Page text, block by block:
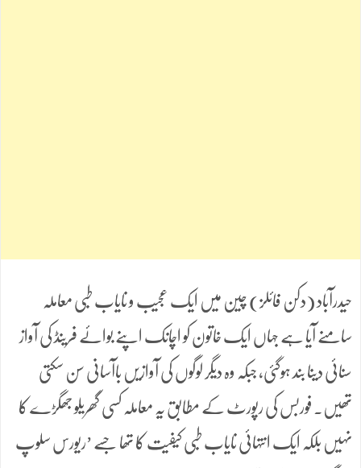
حیدرآباد (دکن فائلز) چین میں ایک عجیب و نایاب طبی معاملہ
سامنے آیا ہے جہاں ایک خاتون کو اچانک اپنے بوائے فرینڈ کی آواز
سنائی دینا بند ہوگئی، جبکہ وہ دیگر لوگوں کی آوازیں باآسانی سن سکتی
تھیں۔ فوربس کی رپورٹ کے مطابق یہ معاملہ کسی گھریلو جھگڑے کا
نہیں بلکہ ایک انتہائی نایاب طبی کیفیت کا تھا جسے ’ریورس سلوپ